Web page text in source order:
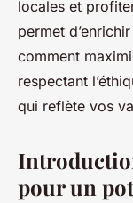
locales et
permet
comment
respectant
qui reflète vos
pour un